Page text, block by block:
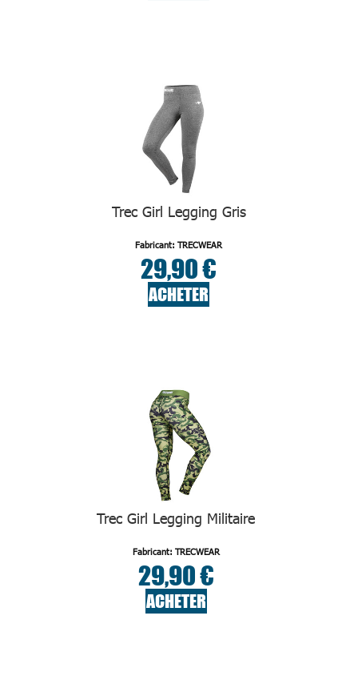
Trec Girl Legging Gris
Fabricant: TRECWEAR
29,90 €
ACHETER
Trec Girl Legging Militaire
Fabricant: TRECWEAR
29,90 €
ACHETER